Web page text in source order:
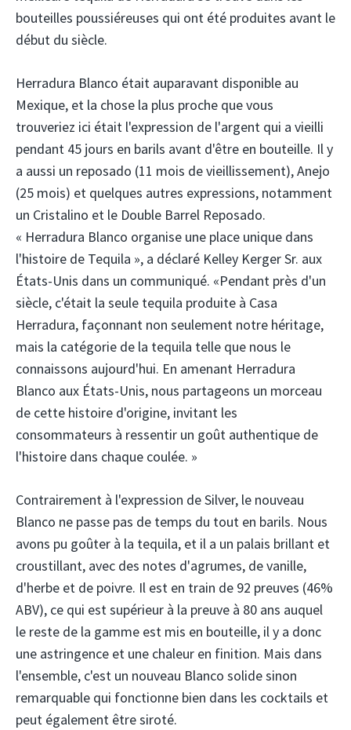
bouteilles poussiéreuses qui ont été produites avant le
début du siècle.
Herradura Blanco était auparavant disponible au
Mexique, et la chose la plus proche que vous
trouveriez ici était l'expression de l'argent qui a vieilli
pendant 45 jours en barils avant d'être en bouteille. Il y
a aussi un reposado (11 mois de vieillissement), Anejo
(25 mois) et quelques autres expressions, notamment
un Cristalino et le Double Barrel Reposado.
« Herradura Blanco organise une place unique dans
l'histoire de Tequila », a déclaré Kelley Kerger Sr. aux
États-Unis dans un communiqué. «Pendant près d'un
siècle, c'était la seule tequila produite à Casa
Herradura, façonnant non seulement notre héritage,
mais la catégorie de la tequila telle que nous le
connaissons aujourd'hui. En amenant Herradura
Blanco aux États-Unis, nous partageons un morceau
de cette histoire d'origine, invitant les
consommateurs à ressentir un goût authentique de
l'histoire dans chaque coulée. »
Contrairement à l'expression de Silver, le nouveau
Blanco ne passe pas de temps du tout en barils. Nous
avons pu goûter à la tequila, et il a un palais brillant et
croustillant, avec des notes d'agrumes, de vanille,
d'herbe et de poivre. Il est en train de 92 preuves (46%
ABV), ce qui est supérieur à la preuve à 80 ans auquel
le reste de la gamme est mis en bouteille, il y a donc
une astringence et une chaleur en finition. Mais dans
l'ensemble, c'est un nouveau Blanco solide sinon
remarquable qui fonctionne bien dans les cocktails et
peut également être siroté.